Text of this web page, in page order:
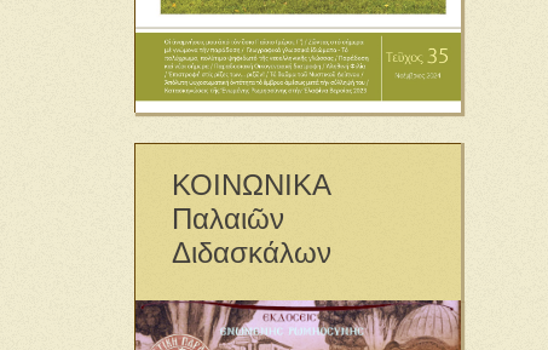
ΚΟΙΝΩΝΙΚΑ
Παλαιῶν
Διδασκάλων